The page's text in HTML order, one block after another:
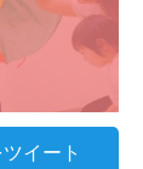
イート